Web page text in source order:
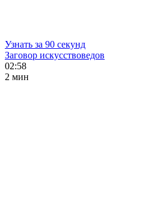
Узнать за 90 секунд
Заговор искусствоведов
02:58
2 мин